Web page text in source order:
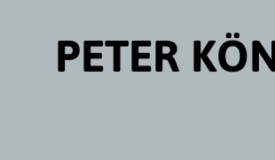
PETER